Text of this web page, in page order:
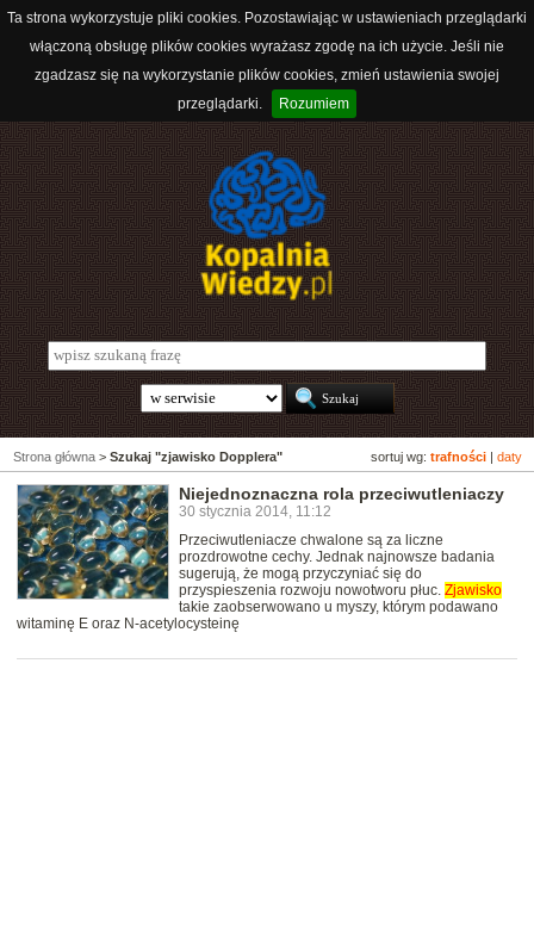
Ta strona wykorzystuje pliki cookies. Pozostawiając w ustawieniach przeglądarki
włączoną obsługę plików cookies wyrażasz zgodę na ich użycie. Jeśli nie
zgadzasz się na wykorzystanie plików cookies, zmień ustawienia swojej
przeglądarki.
Rozumiem
sortuj wg: trafności daty
Strona główna > Szukaj "zjawisko Dopplera"
Niejednoznaczna rola przeciwutleniaczy
30 stycznia 2014, 11:12
Przeciwutleniacze chwalone są za liczne
prozdrowotne cechy. Jednak najnowsze badania
sugerują, że mogą przyczyniać się do
przyspieszenia rozwoju nowotworu płuc. Zjawisko
takie zaobserwowano u myszy, którym podawano
witaminę E oraz N-acetylocysteinę